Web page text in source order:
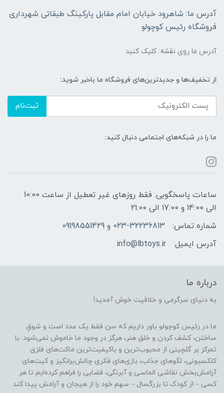
آدرس ما: شاهرود خیابان امام مقابل پارکینگ طبقاتی شهرداری
فروشگاه رئیس کوچولو
آدرس ما روی نقشه: کلیک کنید
از تخفیف‌ها و جدیدترین‌های فروشگاه ما باخبر شوید:
ثبت‌نام
ما را در شبکه‌های اجتماعی دنبال کنید:
ساعات پاسخگویی: فقط روزهای غیر تعطیل از ساعت 10:00
الی 14:00 و 17:00 الی 21:00
شماره تماس:
023-32236813 و 09198551429
آدرس ایمیل:
info@lbtoys.ir
درباره ما
به دنیای سرگرمی و خلاقیت خوش آمدید!
ما در رئیس کوچولو باور داریم که سن فقط یک عدد است و شوقِ
ساختن، کشف کردن و خلق هنر، هرگز در وجود ما خاموش نمی‌شود. با
تمرکز بر گلچینی از محبوب‌ترین و باکیفیت‌ترین ماکت‌های فلزی
کلکسیونی، لگوهای جذاب، بازی‌های فکری چالش‌برانگیز و کیت‌های
آرامش‌بخش نقاشی الماسی و آبرنگی، فضایی را فراهم کرده‌ایم تا هر
کسی – از کودک تا بزرگسال – سهم خود را از هیجان و آرامش پیدا کند.